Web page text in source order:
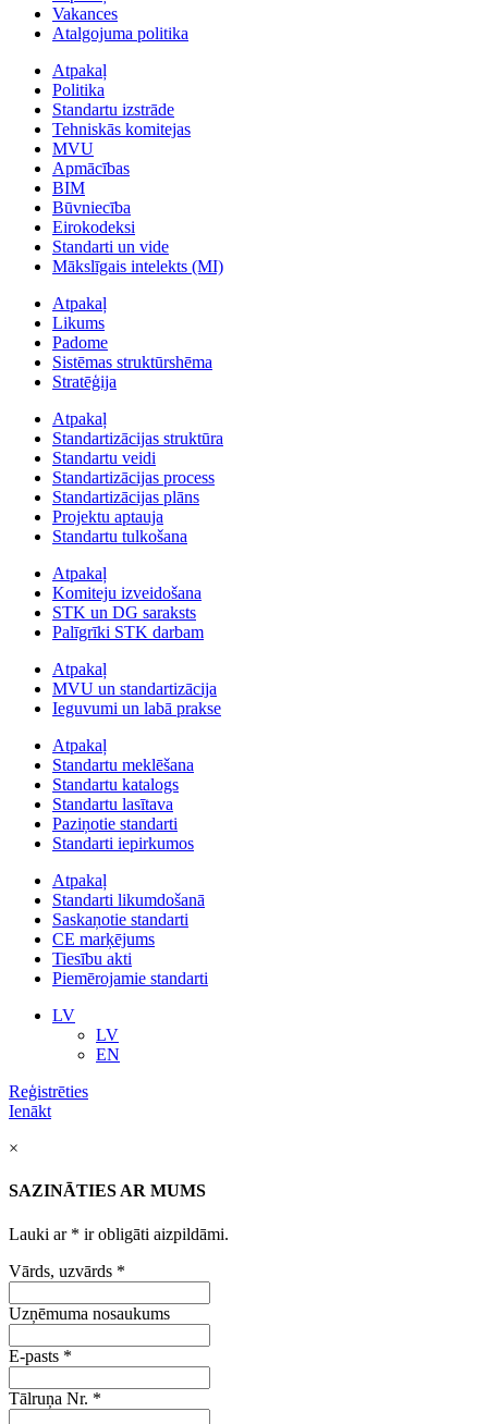
Vakances
Atalgojuma politika
Atpakaļ
Politika
Standartu izstrāde
Tehniskās komitejas
MVU
Apmācības
BIM
Būvniecība
Eirokodeksi
Standarti un vide
Mākslīgais intelekts (MI)
Atpakaļ
Likums
Padome
Sistēmas struktūrshēma
Stratēģija
Atpakaļ
Standartizācijas struktūra
Standartu veidi
Standartizācijas process
Standartizācijas plāns
Projektu aptauja
Standartu tulkošana
Atpakaļ
Komiteju izveidošana
STK un DG saraksts
Palīgrīki STK darbam
Atpakaļ
MVU un standartizācija
Ieguvumi un labā prakse
Atpakaļ
Standartu meklēšana
Standartu katalogs
Standartu lasītava
Paziņotie standarti
Standarti iepirkumos
Atpakaļ
Standarti likumdošanā
Saskaņotie standarti
CE marķējums
Tiesību akti
Piemērojamie standarti
LV
LV
EN
Reģistrēties
Ienākt
×
SAZINĀTIES AR MUMS
Lauki ar * ir obligāti aizpildāmi.
Vārds, uzvārds *
Uzņēmuma nosaukums
E-pasts *
Tālruņa Nr. *